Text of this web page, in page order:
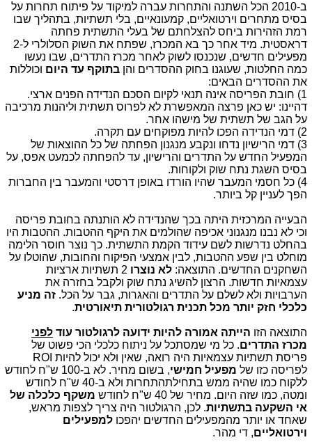
ב-2010 הכל השתנה והתחרות עברה למיקוד על פיתוח תחרות על
בסיס מתחרים וירטואליים, קמעונאיים, בלי תשתיות, בתהליך שבו
רמת הזהירות ביחס להצלחתם של בעלי התשתית פחתה
דראסטית. מיד אחר כך בא המכרז, שפתח את השוק הסלולרי ל-2
מפעילים חדשים, שנכנסו לשוק לאחר מכרז התדרים, שבו נעשו
כמה החלטות, שעוגנו בחוק ההסדרים והן בתוקף עד היום וכוללות
את ההסדרים הבאים:
1) חובת הפריסה אינה תנאי לקיום הסכם הנדידה הפנים ארצי.
דהיינו: יש כאן פרצה המאפשרת לא לפרוס תשתית וליהנות מרכיבה
על הגב של תשתית של מישהו אחר.
2) דמי הנדידה הפכו להיות מפוקחים עם תקרה.
3) דמי הרישיון נדחו ונקבע מנגנון הפחתה של כל ההוצאות של
המפעיל החדש על התדרים והרישיון, עד להפחתה לכמעט אפס, על
בסיס השגת נתח שוק ולקוחות.
4) כל חסמי המעבר שהיו הורדו באופן דרסטי והמעבר בין החברות
הפך לעניין קל ביותר.
הבעייה המרכזית היתה בכך שהנדידה לא הותנתה בחובת פריסה
וכי לא נבנו מנגנוני אכיפה שהולמים את היקף ההטבות. ההטבות היו
בהחלט נדרשות לשם עידוד הקמת התשתית. כך נוצר חוסר הלימה
מוחלט בין שפע ההטבות, לבין אמצעי הפיקוח והחובות, שהוטלו על
השחקנים החדשים. התוצאה: לא נוצרו
2 תשתיות ארציות
עצמאיות חדשות. הרצון להשיג נתח שוק ולקבל בחזרה את
הערבויות ולא לשלם על התדרים והאגרות, גבר על הכל. זה מניע
כלכלי חזק יותר מכל תכנית רגולטורית תיאורטית.
התוצאה הזו הייתה אמורה להיות ידועה לרגולטור עוד לפני
מכרז התדרים. כל מי שמסתכל על ניתוח כלכלי הכי פשוט של
פריסת תשתיות עצמאיות היה רואה, שאין ולא יכול להיות ROI
לפריסה כזו של מפעיל חמישי
, בשום מחיר. לא ב-100 ש"ח לחודש
ללקוח כמו שהיה ממש בתחילתהתחרות ולא ב-40 ש"ח לחודש
ומטה, כמו שזה היום. מחיר של 40 ש"ח לחודש
משקף כלכלה של
אי השקעה בתשתיות. לכן, הרגולטור היה צריך לצפות מראש,
שאחד או יותר מהמפעילים החדשים יהפכו למפעילים
וירטואליים, די מהר.